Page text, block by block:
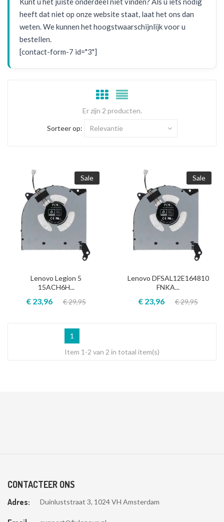
heeft dat niet op onze website staat, laat het ons dan
weten. We kunnen het hoogstwaarschijnlijk voor u
bestellen.
[contact-form-7 id="3"]
Er zijn 2 producten.
Sorteer op: Relevantie
Sale
Lenovo Legion 5
15ACH6H...
€ 23,96 € 29,95
Sale
Lenovo DFSAL12E164810
FNKA...
€ 23,96 € 29,95
1
Item 1-2 van 2 in totaal item(s)
CONTACTEER ONS
Adres: Duinluststraat 3, 1024 VH Amsterdam